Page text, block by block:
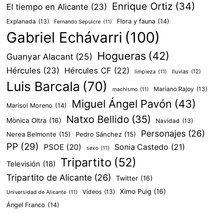
El tiempo en Alicante (23) Enrique Ortiz (34)
Explanada (13) Fernando Sepulcre (11) Flora y fauna (14)
Gabriel Echávarri (100)
Guanyar Alacant (25) Hogueras (42)
Hércules (23) Hércules CF (22) limpieza (11) lluvias (12)
Luis Barcala (70) machismo (11) Mariano Rajoy (13)
Marisol Moreno (14) Miguel Ángel Pavón (43)
Mònica Oltra (16) Natxo Bellido (35) Navidad (13)
Nerea Belmonte (15) Pedro Sánchez (15) Personajes (26)
PP (29) PSOE (20) sexo (11) Sonia Castedo (21)
Televisión (18) Tripartito (52)
Tripartito de Alicante (26) Twitter (16)
Universidad de Alicante (11) Vídeos (13) Ximo Puig (16)
Ángel Franco (14)